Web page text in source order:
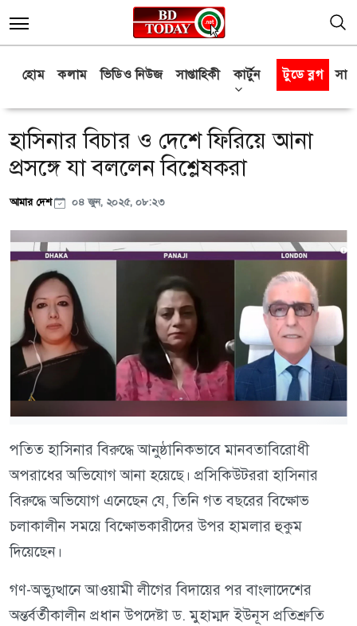
হোম কলাম ভিডিও নিউজ সাপ্তাহিকী কার্টুন টুডে ব্লগ
হাসিনার বিচার ও দেশে ফিরিয়ে আনা
প্রসঙ্গে যা বললেন বিশ্লেষকরা
আমার দেশ ০৪ জুন, ২০২৫, ০৮:২৩
পতিত হাসিনার বিরুদ্ধে আনুষ্ঠানিকভাবে মানবতাবিরোধী
অপরাধের অভিযোগ আনা হয়েছে। প্রসিকিউটররা হাসিনার
বিরুদ্ধে অভিযোগ এনেছেন যে, তিনি গত বছরের বিক্ষোভ
চলাকালীন সময়ে বিক্ষোভকারীদের উপর হামলার হুকুম
দিয়েছেন।
গণ-অভ্যুত্থানে আওয়ামী লীগের বিদায়ের পর বাংলাদেশের
অন্তর্বর্তীকালীন প্রধান উপদেষ্টা ড. মুহাম্মদ ইউনূস প্রতিশ্রুতি